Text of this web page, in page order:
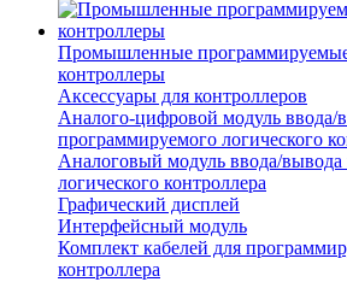
Промышленные программируемые
контроллеры
Аксессуары для контроллеров
Аналого-цифровой модуль ввода/
программируемого логического
Аналоговый модуль ввода/
логического контроллера
Графический дисплей
Интерфейсный модуль
Комплект кабелей для
контроллера